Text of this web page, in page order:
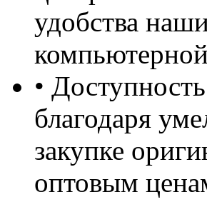
удобства
•
благодаря
закупке
оптовым